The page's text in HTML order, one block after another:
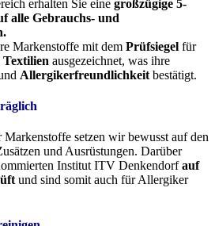
erhalten Sie eine großzügige 5-
alle Gebrauchs- und
Markenstoffe mit dem Prüfsiegel für
ausgezeichnet, was ihre
Allergikerfreundlichkeit bestätigt.
setzen wir bewusst auf den
und Ausrüstungen. Darüber
Institut ITV Denkendorfauf
und sind somit auch für Allergiker